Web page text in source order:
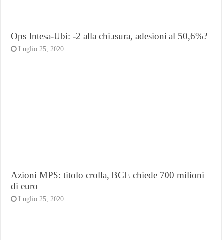
Ops Intesa-Ubi: -2 alla chiusura, adesioni al 50,6%?
Luglio 25, 2020
Azioni MPS: titolo crolla, BCE chiede 700 milioni
di euro
Luglio 25, 2020